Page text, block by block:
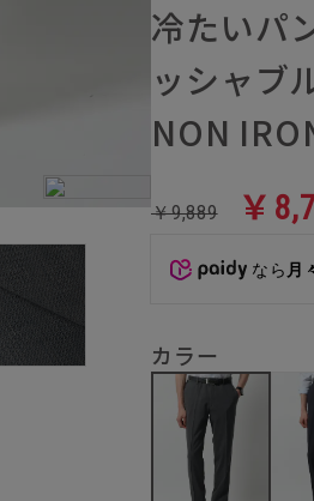
冷たいパ
ッシャブ
NON
￥9,889 ￥
なら 月
カラー